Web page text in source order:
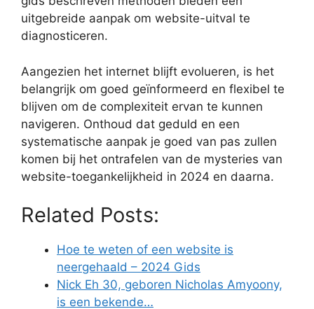
uitgebreide aanpak om website-uitval te
diagnosticeren.
Aangezien het internet blijft evolueren, is het
belangrijk om goed geïnformeerd en flexibel te
blijven om de complexiteit ervan te kunnen
navigeren. Onthoud dat geduld en een
systematische aanpak je goed van pas zullen
komen bij het ontrafelen van de mysteries van
website-toegankelijkheid in 2024 en daarna.
Related Posts:
Hoe te weten of een website is
neergehaald – 2024 Gids
Nick Eh 30, geboren Nicholas Amyoony,
is een bekende…